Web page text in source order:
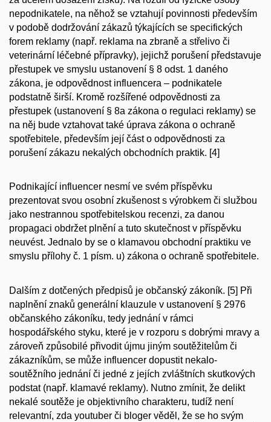
nepodnikatele, na něhož se vztahují povinnosti především
v podobě dodržování zákazů týkajících se specifických
forem reklamy (např. reklama na zbraně a střelivo či
veterinární léčebné přípravky), jejichž porušení představuje
přestupek ve smyslu ustanovení § 8 odst. 1 daného
zákona, je odpovědnost influencera – podnikatele
podstatně širší. Kromě rozšířené odpovědnosti za
přestupek (ustanovení § 8a zákona o regulaci reklamy) se
na něj bude vztahovat také úprava zákona o ochraně
spotřebitele, především její část o odpovědnosti za
porušení zákazu nekalých obchodních praktik. [4]
Podnikající influencer nesmí ve svém příspěvku
prezentovat svou osobní zkušenost s výrobkem či službou
jako nestrannou spotřebitelskou recenzi, za danou
propagaci obdržet plnění a tuto skutečnost v příspěvku
neuvést. Jednalo by se o klamavou obchodní praktiku ve
smyslu přílohy č. 1 písm. u) zákona o ochraně spotřebitele.
Dalším z dotčených předpisů je občanský zákoník. [5] Při
naplnění znaků generální klauzule v ustanovení § 2976
občanského zákoníku, tedy jednání v rámci
hospodářského styku, které je v rozporu s dobrými mravy a
zároveň způsobilé přivodit újmu jiným soutěžitelům či
zákazníkům, se může influencer dopustit nekalo-
soutěžního jednání či jedné z jejích zvláštních skutkových
podstat (např. klamavé reklamy). Nutno zmínit, že delikt
nekalé soutěže je objektivního charakteru, tudíž není
relevantní, zda youtuber či bloger věděl, že se ho svým